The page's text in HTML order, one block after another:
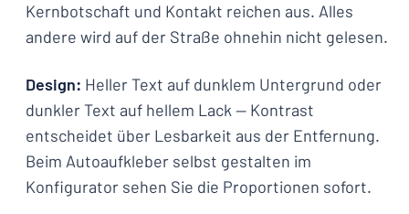
Kernbotschaft und Kontakt reichen aus. Alles
andere wird auf der Straße ohnehin nicht gelesen.
Design: Heller Text auf dunklem Untergrund oder
dunkler Text auf hellem Lack — Kontrast
entscheidet über Lesbarkeit aus der Entfernung.
Beim Autoaufkleber selbst gestalten im
Konfigurator sehen Sie die Proportionen sofort.